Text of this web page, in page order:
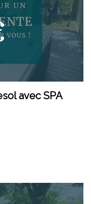
avec SPA